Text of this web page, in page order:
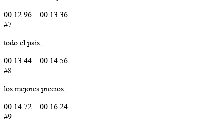
00:12.96—00:13.36
#7
todo el país,
00:13.44—00:14.56
#8
los mejores precios,
00:14.72—00:16.24
#9